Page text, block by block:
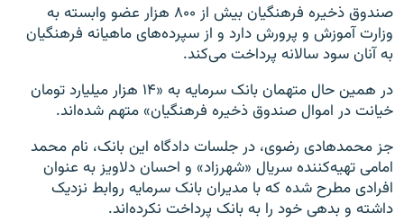
صندوق ذخیره فرهنگیان بیش از ۸۰۰ هزار عضو وابسته به
وزارت آموزش و پرورش دارد و از سپرده‌های ماهیانه فرهنگیان
به آنان سود سالانه پرداخت می‌کند.
در همین حال متهمان بانک سرمایه به «۱۴ هزار میلیارد تومان
خیانت در اموال صندوق ذخیره فرهنگیان» متهم شده‌اند.
جز محمدهادی رضوی، در جلسات دادگاه این بانک، نام محمد
امامی تهیه‌کننده سریال «شهرزاد» و احسان دلاویز به عنوان
افرادی مطرح شده که با مدیران بانک سرمایه روابط نزدیک
داشته و بدهی خود را به بانک پرداخت نکرده‌اند.